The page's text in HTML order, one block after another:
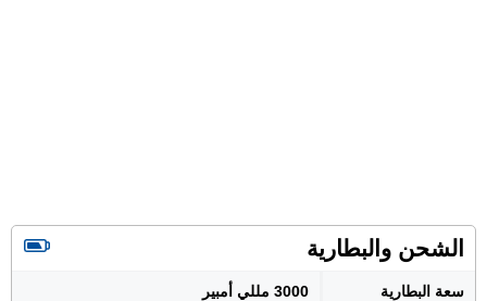
الشحن والبطارية
سعة البطارية 3000 مللي أمبير